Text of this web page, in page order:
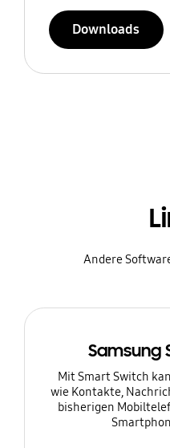
Downloads
Andere
Samsung
Mit Smart Switch
wie Kontakte,
bisherigen